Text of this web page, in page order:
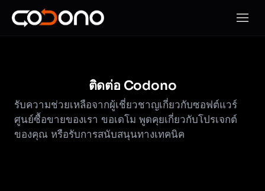
เปิดเ
ติดต่อ Codono
รับความช่วยเหลือจากผู้เชี่ยวชาญเกี่ยวกับซอฟต์แวร์
ศูนย์ซื้อขายของเรา ขอเดโม พูดคุยเกี่ยวกับโปรเจกต์
ของคุณ หรือรับการสนับสนุนทางเทคนิค